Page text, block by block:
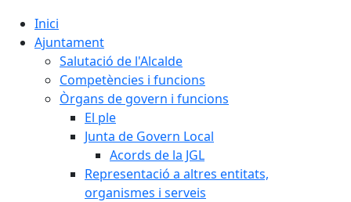
Inici
Ajuntament
Salutació de l'Alcalde
Competències i funcions
Òrgans de govern i funcions
El ple
Junta de Govern Local
Acords de la JGL
Representació a altres entitats,
organismes i serveis